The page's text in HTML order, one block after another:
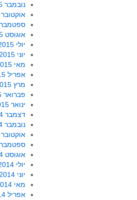
נובמבר 2015
אוקטובר 2015
ספטמבר 2015
אוגוסט 2015
יולי 2015
יוני 2015
מאי 2015
אפריל 2015
מרץ 2015
פברואר 2015
ינואר 2015
דצמבר 2014
נובמבר 2014
אוקטובר 2014
ספטמבר 2014
אוגוסט 2014
יולי 2014
יוני 2014
מאי 2014
אפריל 2014